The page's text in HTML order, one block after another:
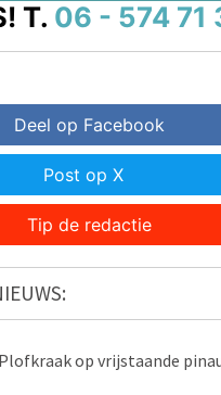
T. 06 - 574 71
Deel op Facebook
Post op X
Tip de redactie
Plofkraak op vrijstaande